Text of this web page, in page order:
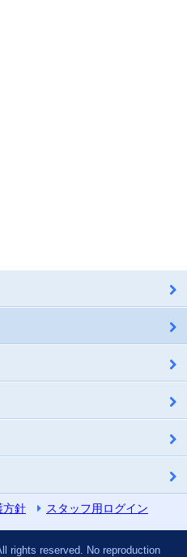
方針 スタッフ用ログイン
rights reserved. No reproduction